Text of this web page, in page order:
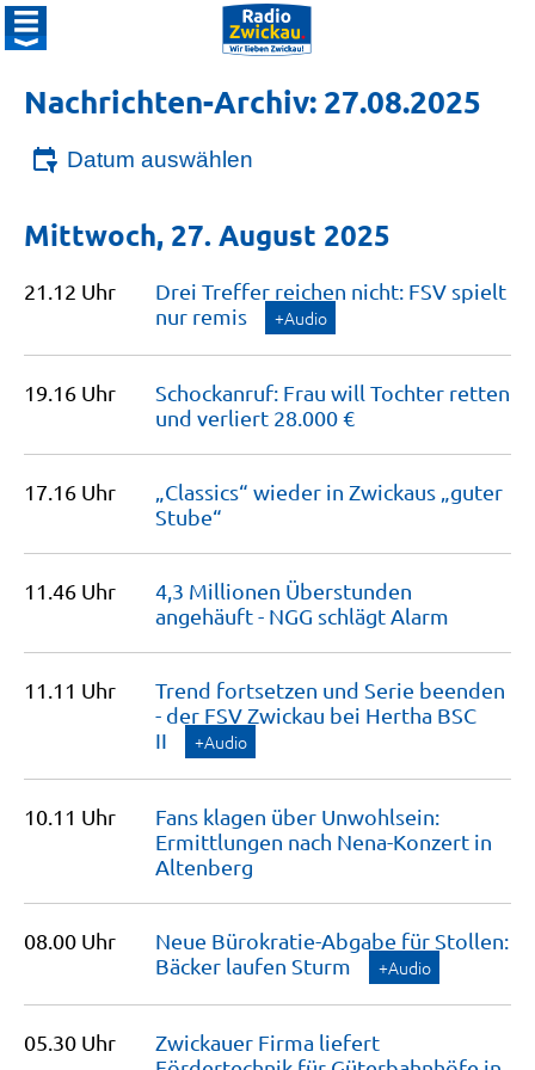
Nachrichten-Archiv: 27.08.2025
Datum auswählen
Mittwoch, 27. August 2025
21.12 Uhr
Drei Treffer reichen nicht: FSV spielt
nur remis +Audio
19.16 Uhr
Schockanruf: Frau will Tochter retten
und verliert 28.000€
17.16 Uhr
„Classics“ wieder in Zwickaus „guter
Stube“
11.46 Uhr
4,3 Millionen Überstunden
angehäuft - NGG schlägt Alarm
11.11 Uhr
Trend fortsetzen und Serie beenden
- der FSV Zwickau bei Hertha BSC
II
+Audio
10.11 Uhr
Fans klagen über Unwohlsein:
Ermittlungen nach Nena-Konzert in
Altenberg
08.00 Uhr
Neue Bürokratie-Abgabe für Stollen:
Bäcker laufen Sturm +Audio
05.30 Uhr
Zwickauer Firma liefert